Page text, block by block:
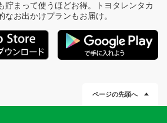
貯まって使うほどお得。トヨタレンタカ
なお出かけプランもお届け。
ページの先頭へ